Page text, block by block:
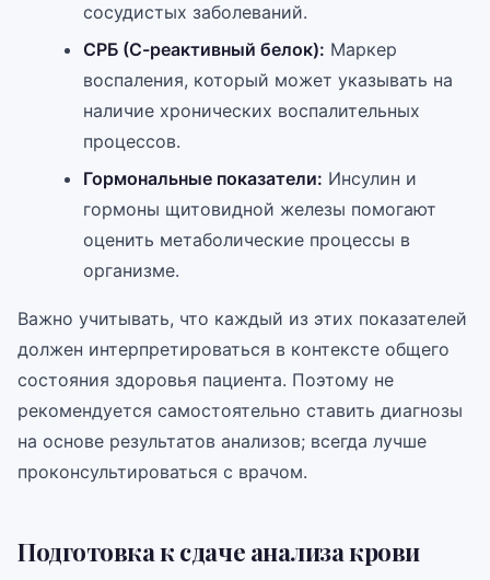
сосудистых заболеваний.
СРБ (С-реактивный белок): Маркер
воспаления, который может указывать на
наличие хронических воспалительных
процессов.
Гормональные показатели: Инсулин и
гормоны щитовидной железы помогают
оценить метаболические процессы в
организме.
Важно учитывать, что каждый из этих показателей
должен интерпретироваться в контексте общего
состояния здоровья пациента. Поэтому не
рекомендуется самостоятельно ставить диагнозы
на основе результатов анализов; всегда лучше
проконсультироваться с врачом.
Подготовка к сдаче анализа крови